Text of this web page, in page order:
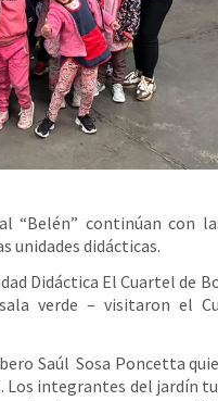
“Belén” continúan con
unidades didácticas.
Didáctica El Cuartel de
verde – visitaron el
Saúl Sosa Poncetta
Los integrantes del jardín